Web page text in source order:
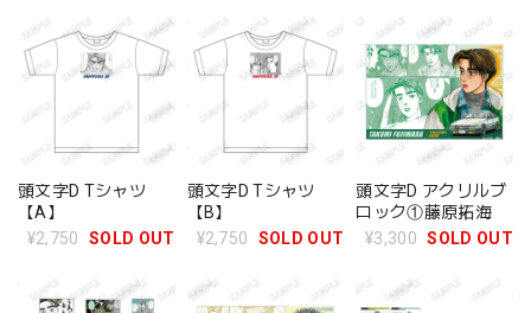
頭文字D Tシャツ
【A】
¥2,750
SOLD OUT
頭文字D Tシャツ
【B】
¥2,750
SOLD OUT
頭文字D アクリルブ
ロック①藤原拓海
¥3,300 SOLD OUT